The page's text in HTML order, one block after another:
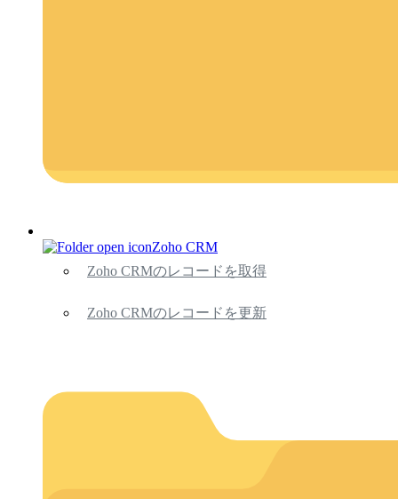
Zoho CRM
Zoho CRMのレコードを取得
Zoho CRMのレコードを更新